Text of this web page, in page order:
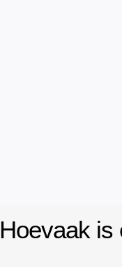
Hoevaak is